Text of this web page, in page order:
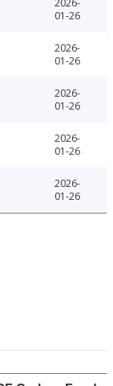
2026-
01-26
2026-
01-26
2026-
01-26
2026-
01-26
2026-
01-26